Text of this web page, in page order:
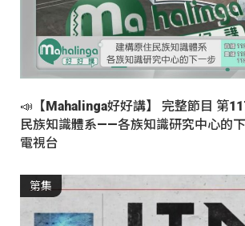
📣【Mahalinga好好講】 完整節目 第
民族知識體系——各族知識研究中心的
電視台
第集